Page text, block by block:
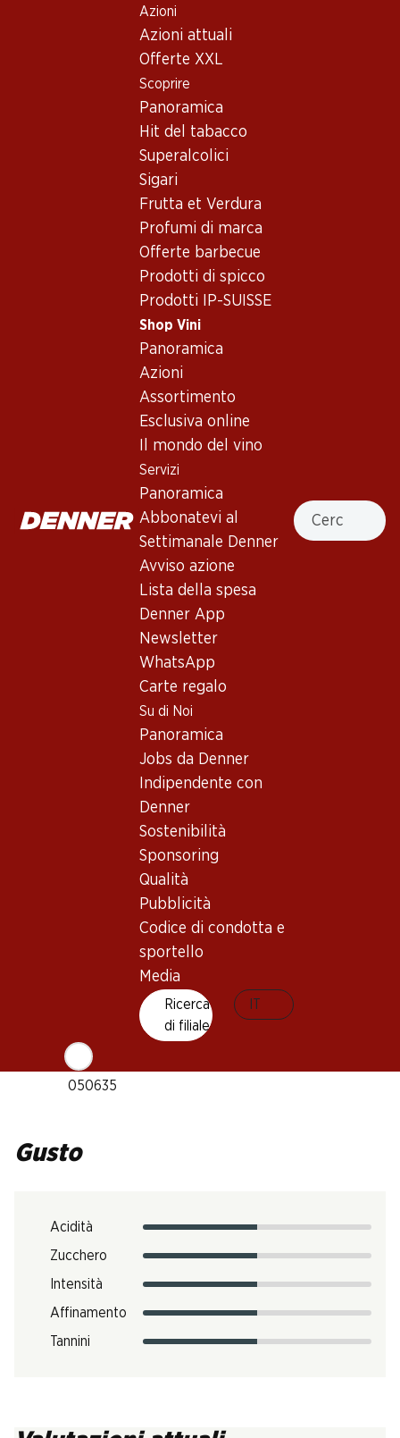
Azioni
Azioni attuali
Offerte XXL
Scoprire
Panoramica
Hit del tabacco
Superalcolici
Sigari
Frutta et Verdura
Profumi di marca
Offerte barbecue
Prodotti di spicco
Prodotti IP-SUISSE
Shop Vini
Panoramica
Azioni
Assortimento
Esclusiva online
Il mondo del vino
Servizi
Panoramica
Abbonatevi al
Settimanale Denner
Avviso azione
Lista della spesa
Denner App
Newsletter
WhatsApp
Carte regalo
Su di Noi
Panoramica
Jobs da Denner
Indipendente con
Denner
Sostenibilità
Sponsoring
Qualità
Pubblicità
Codice di condotta e
sportello
Media
Ricerca
di filiale
Cercare
Vino/champagne
Linguadoca-Rossiglione
Les Grès Domaine de Boède Languedoc La Clape AOP
Fronte Retro
Les Grès Domaine de Boède
Languedoc La Clape AOP
Francia, Linguadoca-Rossiglione
Rosso porpora spesso con aromi intensi di lamponi e more.
Pieno al palato con tannini vellutati e retrogusto lungo.
Buono a sapersi
Maturità di beva
Wine Spectator: 91 punti
Temperatura di beva
Impronta di CO2
N. Art.
050635
Gusto
Acidità
Zucchero
Intensità
Affinamento
Tannini